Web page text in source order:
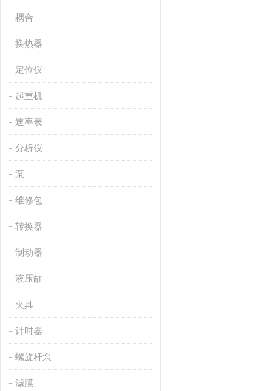
耦合
换热器
定位仪
起重机
速率表
分析仪
泵
维修包
转换器
制动器
液压缸
夹具
计时器
螺旋杆泵
滤膜